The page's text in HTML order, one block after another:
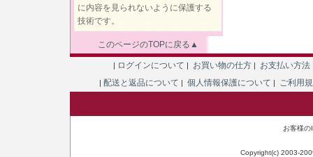
に内容を見られないように保護する
技術です。
このページのTOPに戻る▲
| ログインについて | お買い物の仕方 | お支払い方法
| 配送と返品について | 個人情報保護について | ご利用
お客様
Copyright(c) 2003-